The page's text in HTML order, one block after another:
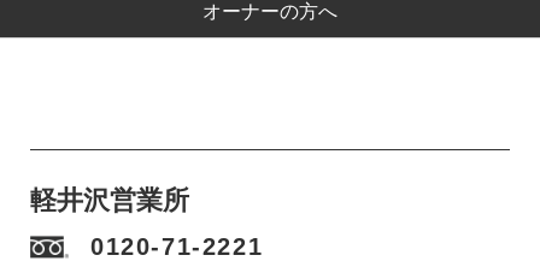
オーナーの方へ
軽井沢営業所
0120-71-2221